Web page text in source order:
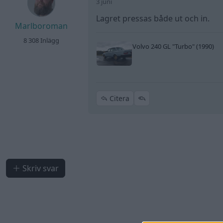
Marlboroman
8 308 Inlägg
Lagret pressas både ut och in.
Volvo 240 GL "Turbo"(1990)
Citera
Skriv svar